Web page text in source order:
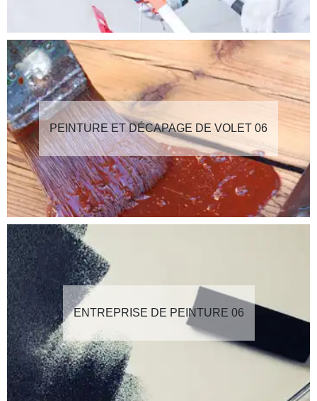
PEINTURE ET DÉCAPAGE DE VOLET 06
ENTREPRISE DE PEINTURE 06